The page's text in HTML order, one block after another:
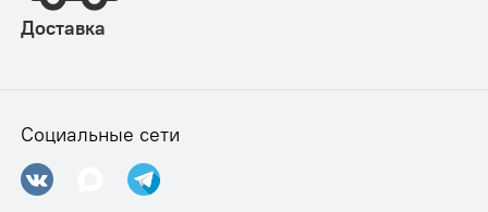
Доставка
Социальные сети